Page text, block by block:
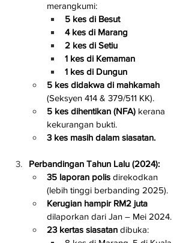
merangkumi:
5 kes di Besut
4 kes di Marang
2 kes di Setiu
1 kes di Kemaman
1 kes di Dungun
5 kes didakwa di mahkamah
(Seksyen 414 & 379/511 KK).
5 kes dihentikan (NFA) kerana
kekurangan bukti.
3 kes masih dalam siasatan.
Perbandingan Tahun Lalu (2024):
35 laporan polis direkodkan
(lebih tinggi berbanding 2025).
Kerugian hampir RM2 juta
dilaporkan dari Jan – Mei 2024.
23 kertas siasatan dibuka: